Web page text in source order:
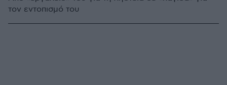
τον εντοπισμό του